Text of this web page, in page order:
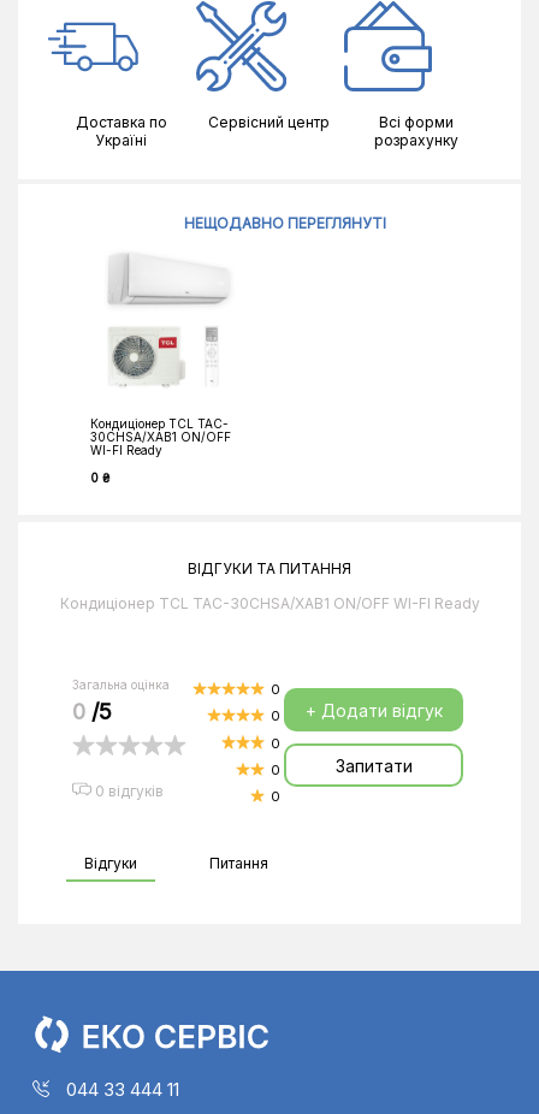
Доставка по
Україні
Сервісний центр
Всі форми
розрахунку
НЕЩОДАВНО ПЕРЕГЛЯНУТІ
Кондиціонер TCL TAC-
30CHSA/XAB1 ON/OFF
WI-FI Ready
0 ₴
ВІДГУКИ ТА ПИТАННЯ
Кондиціонер TCL TAC-30CHSA/XAB1 ON/OFF WI-FI Ready
Загальна оцінка
0 /5
0 відгуків
0
0
0
0
0
+ Додати відгук
Запитати
Відгуки Питання
044 33 444 11